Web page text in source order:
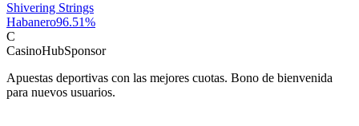
Shivering Strings
Habanero96.51%
C
CasinoHubSponsor
Apuestas deportivas con las mejores cuotas. Bono de bienvenida
para nuevos usuarios.